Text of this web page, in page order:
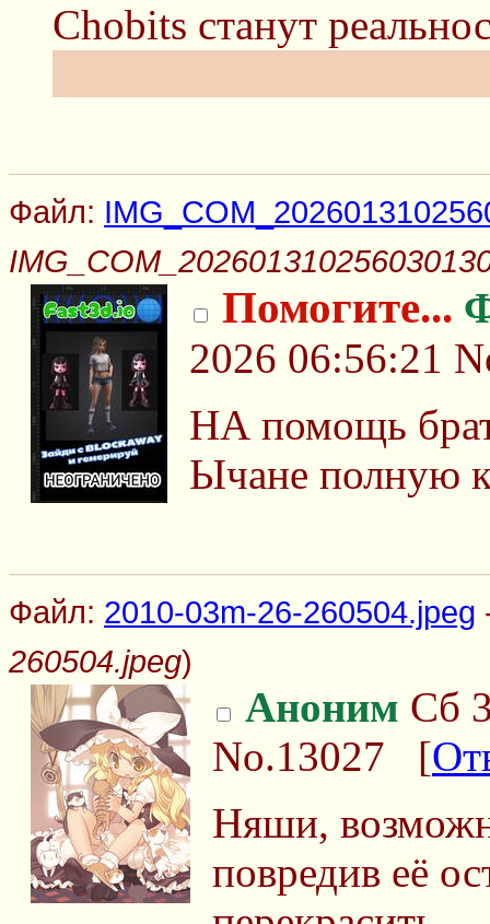
Chobits станут
Файл:
Помогите...
2026 06:56:21
НА помощь
Ычане полную
Файл: 2010-03m-26-260504.jpeg
260504.jpeg)
Аноним Сб
No.13027 [
Няши,
повредив её